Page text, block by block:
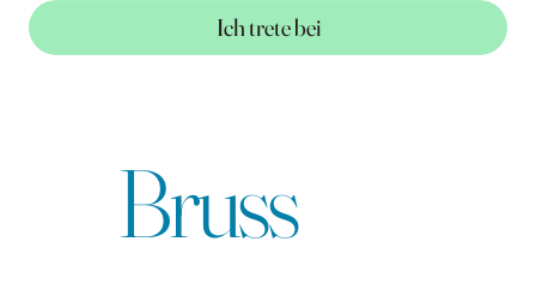
Ich trete bei
Bruss